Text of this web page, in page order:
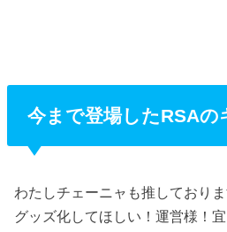
今まで登場したRSAの
わたしチェーニャも推しておりま
グッズ化してほしい！運営様！